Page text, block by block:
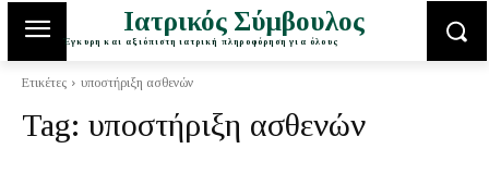
Ιατρικός Σύμβουλος
Έγκυρη και αξιόπιστη ιατρική πληροφόρηση για όλους
Ετικέτες υποστήριξη ασθενών
Tag: υποστήριξη ασθενών